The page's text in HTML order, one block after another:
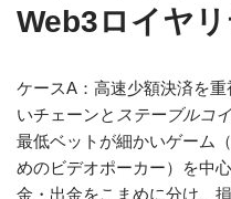
Web3ロイヤリ
ケースA：高速少額決済を
いチェーンと ステーブルコ
最低ベットが細かいゲーム
めのビデオポーカー）を中
金・出金をこまめに分け、